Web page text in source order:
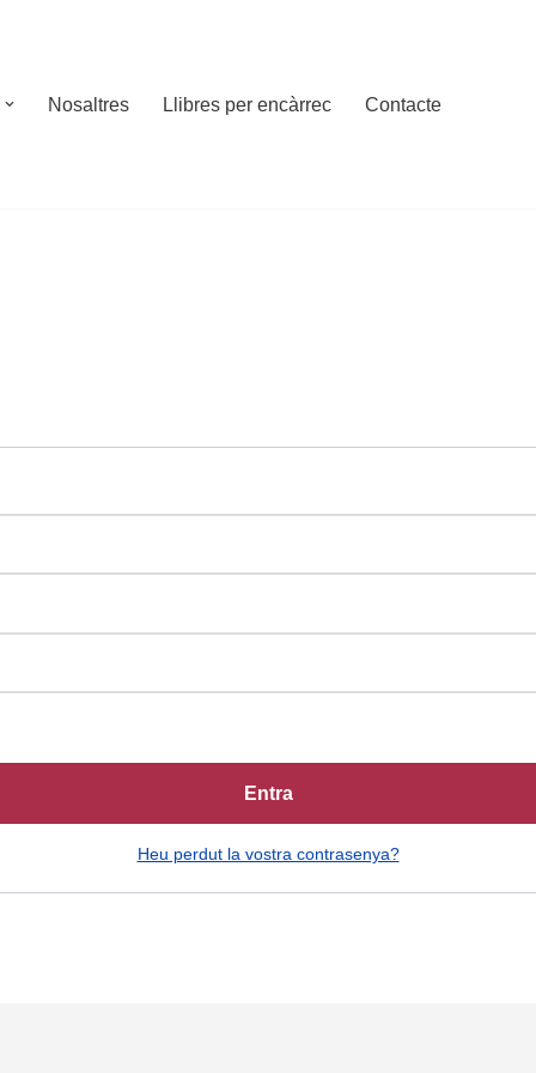
Nosaltres Llibres per encàrrec Contacte
Entra
Heu perdut la vostra contrasenya?